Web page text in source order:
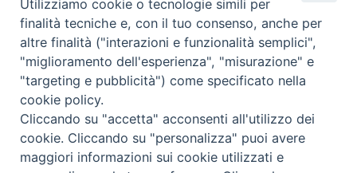
Privacy Policy Trasparenza
Termini e Condizioni
Informativa per il trattamento dei dati personali
Utilizziamo cookie o tecnologie simili per
finalità tecniche e, con il tuo consenso, anche per
altre finalità ("interazioni e funzionalità semplici",
"miglioramento dell'esperienza", "misurazione" e
"targeting e pubblicità") come specificato nella
cookie policy.
Cliccando su "accetta" acconsenti all'utilizzo dei
cookie. Cliccando su "personalizza" puoi avere
maggiori informazioni sui cookie utilizzati e